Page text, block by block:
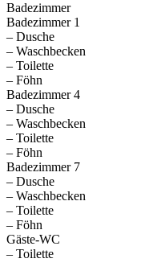
Badezimmer
Badezimmer 1
– Dusche
– Waschbecken
– Toilette
– Föhn
Badezimmer 4
– Dusche
– Waschbecken
– Toilette
– Föhn
Badezimmer 7
– Dusche
– Waschbecken
– Toilette
– Föhn
Gäste-WC
– Toilette